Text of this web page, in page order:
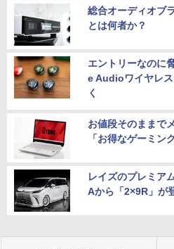
総合オーディオブ
とは何者か？
エントリーなのに
e Audioワイヤレ
く
お値段そのままで
「お得なゲーミン
レイズのプレミア
Aから「2×9R」が